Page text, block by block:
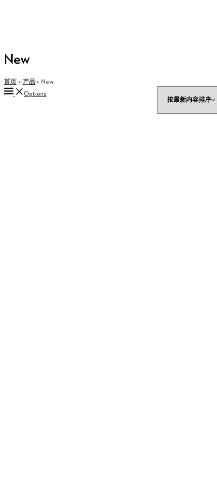
New
首页 产品
New
Options